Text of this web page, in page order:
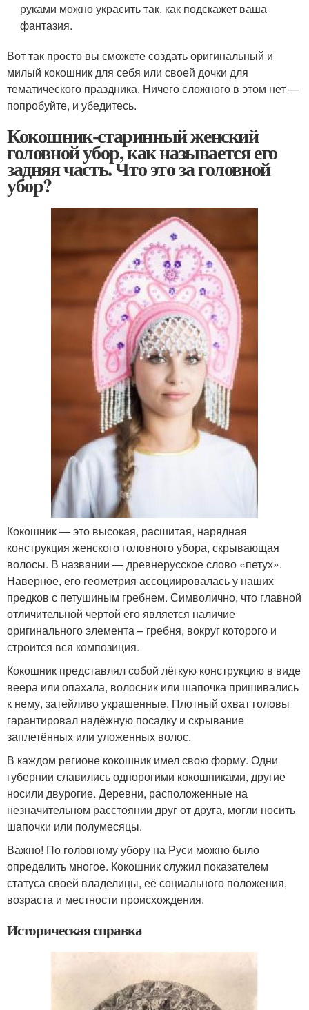
руками можно украсить так, как подскажет ваша
фантазия.
Вот так просто вы сможете создать оригинальный и
милый кокошник для себя или своей дочки для
тематического праздника. Ничего сложного в этом нет —
попробуйте, и убедитесь.
Кокошник-старинный женский
головной убор, как называется его
задняя часть. Что это за головной
убор?
Кокошник — это высокая, расшитая, нарядная
конструкция женского головного убора, скрывающая
волосы. В названии — древнерусское слово «петух».
Наверное, его геометрия ассоциировалась у наших
предков с петушиным гребнем. Символично, что главной
отличительной чертой его является наличие
оригинального элемента – гребня, вокруг которого и
строится вся композиция.
Кокошник представлял собой лёгкую конструкцию в виде
веера или опахала, волосник или шапочка пришивались
к нему, затейливо украшенные. Плотный охват головы
гарантировал надёжную посадку и скрывание
заплетённых или уложенных волос.
В каждом регионе кокошник имел свою форму. Одни
губернии славились однорогими кокошниками, другие
носили двурогие. Деревни, расположенные на
незначительном расстоянии друг от друга, могли носить
шапочки или полумесяцы.
Важно! По головному убору на Руси можно было
определить многое. Кокошник служил показателем
статуса своей владелицы, её социального положения,
возраста и местности происхождения.
Историческая справка